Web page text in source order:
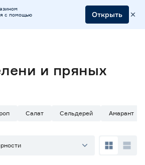
с помощью
Открыть
18
и пряных
Салат Сельдерей Амарант